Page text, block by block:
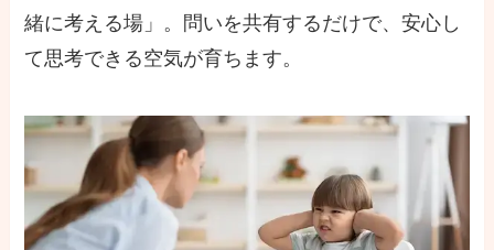
緒に考える場」。問いを共有するだけで、安心し
て思考できる空気が育ちます。